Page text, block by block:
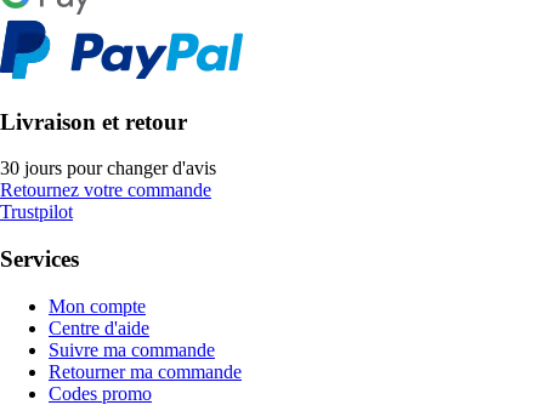
Livraison et retour
30 jours pour changer d'avis
Retournez votre commande
Trustpilot
Services
Mon compte
Centre d'aide
Suivre ma commande
Retourner ma commande
Codes promo